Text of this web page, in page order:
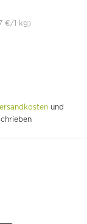
€/1 kg)
und